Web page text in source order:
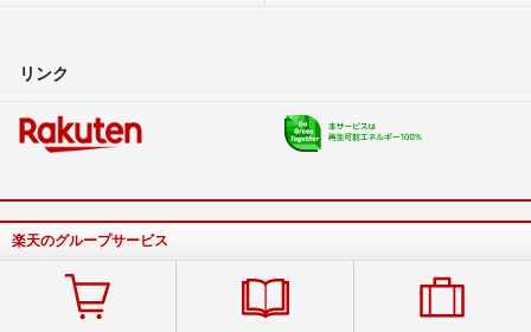
リンク
楽天のグループサービス